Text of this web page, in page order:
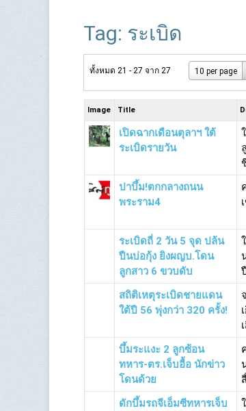
Tag: ระเบิด
ทั้งหมด 21 - 27 จาก 27 10 per page
Image Title
เปิดฉากเดือนตุลาฯ ใต้
ระเบิดรายวัน
ปาบึ้ม!ตกกลางถนน
พระราม4
ระเบิดถี่ 2 วัน 5 จุด ปล้น
ปืนบ่อกุ้ง ยิงผญบ.โดน
ลูกสาว 6 ขวบดับ
สถิติเหตุระเบิดชายแดน
ใต้ปี 56 พุ่งกว่า 320 ครั้ง!
บึ้มระแงะ 2 ลูกซ้อน
ทหาร-ตร.เจ็บอื้อ นักข่าว
โดนด้วย
ดักบึ้มรถจีเอ็มซีทหารเจ็บ